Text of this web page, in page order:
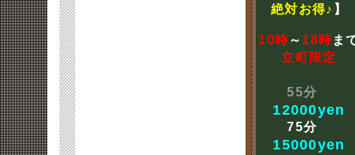
絶対お得♪ 】
10時～ 18時ま
立町限定
55分
12000yen
75分
15000yen